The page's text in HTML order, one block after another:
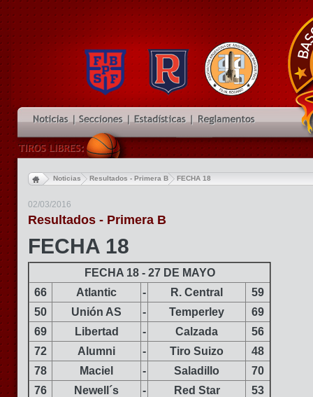
Noticias Resultados - Primera B FECHA 18
02/03/2016
Resultados - Primera B
FECHA 18
FECHA 18 - 27 DE MAYO
66
Atlantic - R. Central
59
50
Unión AS - Temperley
69
69
Libertad - Calzada
56
72
Alumni - Tiro Suizo
48
78
Maciel - Saladillo
70
76
Newell´s - Red Star 53